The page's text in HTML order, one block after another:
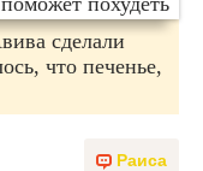
сделали
что печенье,
Раиса